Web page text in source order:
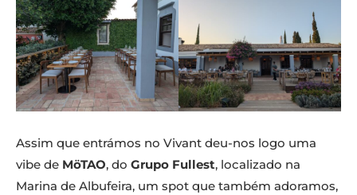
Assim que entrámos no Vivant deu-nos logo uma
vibe de MöTAO, do Grupo Fullest, localizado na
Marina de Albufeira, um spot que também adoramos,